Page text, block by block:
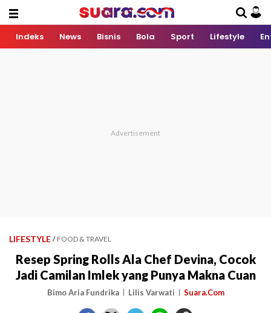
Indeks News Bisnis Bola Sport Lifestyle
LIFESTYLE / FOOD & TRAVEL
Resep Spring Rolls Ala Chef Devina, Cocok
Jadi Camilan Imlek yang Punya Makna Cuan
Bimo Aria Fundrika Lilis Varwati Suara.Com